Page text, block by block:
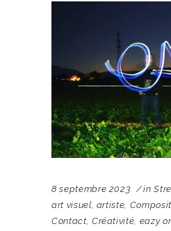
8 septembre 2023 in
art visuel, artiste,
Contact, Créativité, eazy